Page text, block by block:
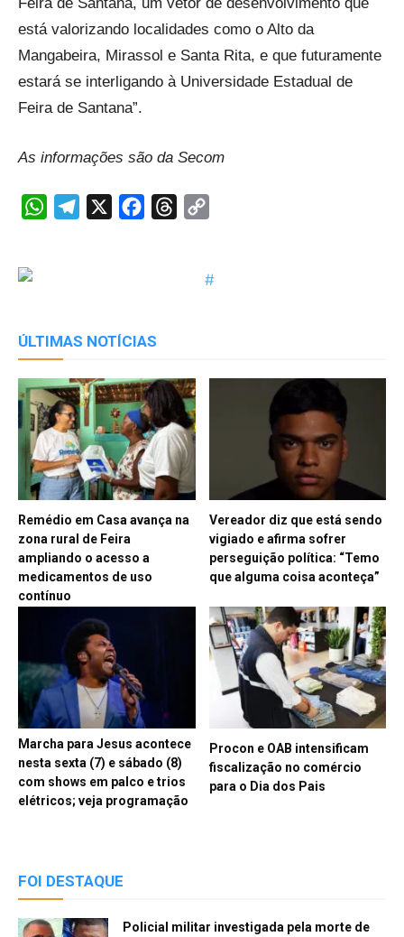
está valorizando localidades como o Alto da
Mangabeira, Mirassol e Santa Rita, e que futuramente
estará se interligando à Universidade Estadual de
Feira de Santana”.
As informações são da Secom
WhatsAppTelegram FacebookThreads
ÚLTIMAS NOTÍCIAS
Remédio em Casa avança na
zona rural de Feira
ampliando o acesso a
medicamentos de uso
contínuo
Vereador diz que está sendo
vigiado e afirma sofrer
perseguição política: “Temo
que alguma coisa aconteça”
Marcha para Jesus acontece
nesta sexta (7) e sábado (8)
com shows em palco e trios
elétricos; veja programação
Procon e OAB intensificam
fiscalização no comércio
para o Dia dos Pais
FOI DESTAQUE
Policial militar investigada pela morte de